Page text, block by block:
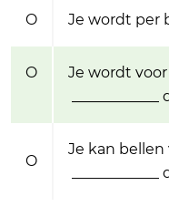
O Je wordt per
O
Je wordt
O
Je kan